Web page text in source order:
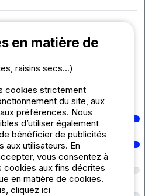
Mobilhome Confort Terrasse
bien placé, à deux pas de la mer. Le
le personnel
10
10
en matière de
raisins secs...)
cookies strictement
du site, aux
préférences. Nous
d’utiliser également
bénéficier de publicités
aux utilisateurs. En
vous consentez à
cookies aux fins décrites
en matière de cookies.
cliquez ici